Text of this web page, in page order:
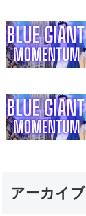
アーカイブ